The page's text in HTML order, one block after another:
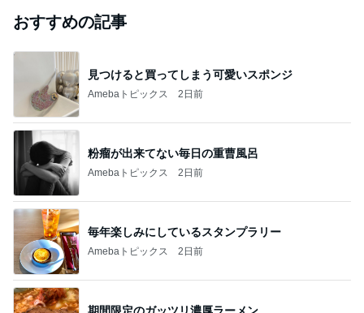
おすすめの記事
見つけると買ってしまう可愛いスポンジ
Amebaトピックス 2日前
粉瘤が出来てない毎日の重曹風呂
Amebaトピックス 2日前
毎年楽しみにしているスタンプラリー
Amebaトピックス 2日前
期間限定のガッツリ濃厚ラーメン